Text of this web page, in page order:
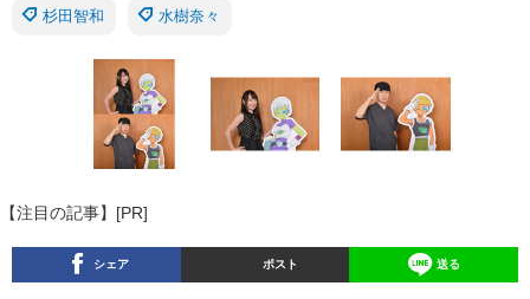
杉田智和 水樹奈々
【注目の記事】[PR]
シェア ポスト 送る